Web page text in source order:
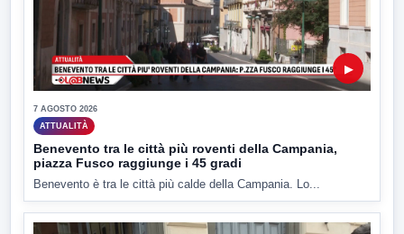
▶
7 AGOSTO 2026
ATTUALITÀ
Benevento tra le città più roventi della Campania,
piazza Fusco raggiunge i 45 gradi
Benevento è tra le città più calde della Campania. Lo...